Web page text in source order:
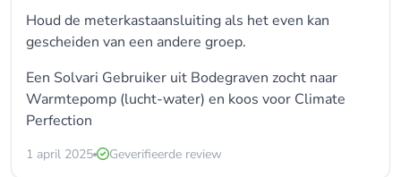
Houd de meterkastaansluiting als het even kan
gescheiden van een andere groep.
Een Solvari Gebruiker uit Bodegraven zocht naar
Warmtepomp (lucht-water) en koos voor Climate
Perfection
1 april 2025 Geverifieerde review